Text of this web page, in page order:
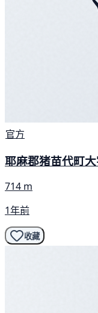
官方
耶麻郡猪苗代町
714 m
1年前
收藏